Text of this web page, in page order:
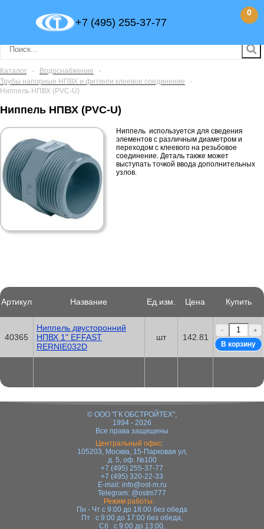
+7 (495) 255-37-77
0
Каталог - Водоснабжение
-
Трубы напорные НПВХ и фитинги клеевое соединение
-
Ниппель НПВХ (PVC-U)
Ниппель НПВХ (PVC-U)
Ниппель используется для сведения
элементов с различным диаметром и
переходом с клеевого на резьбовое
соединение. Деталь также может
выступать точкой ввода дополнительных
узлов.
Артикул Название Ед.изм. Цена Купить
40365
Ниппель двусторонний
НПВХ 1" EFFAST
RERNIE032D
шт 142.81
- +
© ООО "ГК ОБСТРОЙТЕХ",
1994 - 2026
Все права защищены
Центральный офис:
105203, Москва, 15-Парковая ул,
д. 5, оф. №100
+7 (495) 255-37-77
+7 (495) 320-22-33
E-mail: info@ost-m.ru
Telegram: @ostm777
Режим работы:
Пн - Чт с 9:00 до 18:00 без обеда
Пт с 9:00 до 17:00 без обеда,
Сб с 9:00 до 13:00,